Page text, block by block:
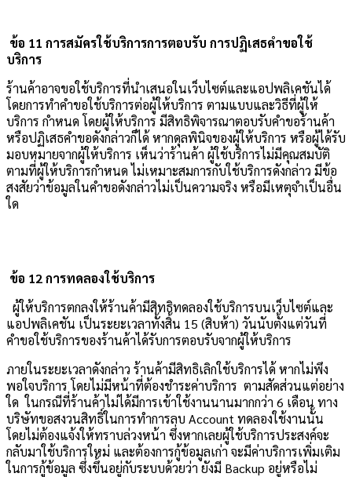
ข้อ 11 การสมัครใช้บริการการตอบรับ การปฏิเสธคำขอใช้
บริการ
ร้านค้าอาจขอใช้บริการที่นำเสนอในเว็บไซต์และแอปพลิเคชันได้
โดยการทำคำขอใช้บริการต่อผู้ให้บริการ ตามแบบและวิธีที่ผู้ให้
บริการ กำหนด โดยผู้ให้บริการ มีสิทธิพิจารณาตอบรับคำขอร้านค้า
หรือปฏิเสธคำขอดังกล่าวก็ได้ หากดุลพินิจของผู้ให้บริการ หรือผู้ได้รับ
มอบหมายจากผู้ให้บริการ เห็นว่าร้านค้า ผู้ใช้บริการไม่มีคุณสมบัติ
ตามที่ผู้ให้บริการกำหนด ไม่เหมาะสมการกับใช้บริการดังกล่าว มีข้อ
สงสัยว่าข้อมูลในคำขอดังกล่าวไม่เป็นความจริง หรือมีเหตุจำเป็นอื่น
ใด
ข้อ 12 การทดลองใช้บริการ
ผู้ให้บริการตกลงให้ร้านค้ามีสิทธิทดลองใช้บริการบนเว็บไซต์และ
แอปพลิเคชัน เป็นระยะเวลาทั้งสิ้น 15 (สิบห้า) วันนับตั้งแต่วันที่
คำขอใช้บริการของร้านค้าได้รับการตอบรับจากผู้ให้บริการ
ภายในระยะเวลาดังกล่าว ร้านค้ามีสิทธิเลิกใช้บริการได้ หากไม่พึง
พอใจบริการ โดยไม่มีหน้าที่ต้องชำระค่าบริการ ตามสัดส่วนแต่อย่าง
ใด ในกรณีที่ร้านค้าไม่ได้มีการเข้าใช้งานนานมากกว่า 6 เดือน ทาง
บริษัทขอสงวนสิทธิ์ในการทำการลบ Account ทดลองใช้งานนั้น
โดยไม่ต้องแจ้งให้ทราบล่วงหน้า ซึ่งหากเลยผู้ใช้บริการประสงค์จะ
กลับมาใช้บริการใหม่ และต้องการกู้ข้อมูลเก่า จะมีค่าบริการเพิ่มเติม
ในการกู้ข้อมูล ซึ่งขึ้นอยู่กับระบบด้วยว่า ยังมี Backup อยู่หรือไม่